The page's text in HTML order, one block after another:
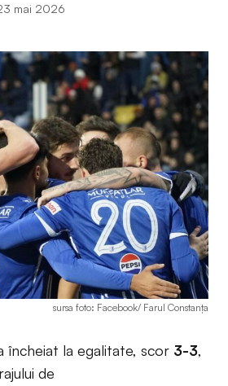
mai 2026
sursa foto: Facebook/ Farul Constanța
încheiat la egalitate, scor 3-3,
de